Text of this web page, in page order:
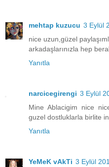
mehtap kuzucu 3 Eylül
nice uzun,güzel
arkadaşlarınızla hep
Yanıtla
narcicegirengi 3 Eylül
Mine Ablacigim nice
guzel dostluklarla birlite
Yanıtla
YeMeK vAkTi 3 Eylül